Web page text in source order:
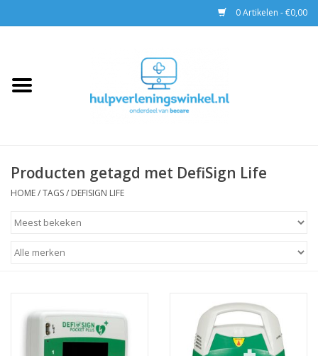
0 Artikelen - €0,00
EHBO
Pax tassen
Producten getagd met DefiSign Life
HOME/TAGS/ DEFISIGN LIFE